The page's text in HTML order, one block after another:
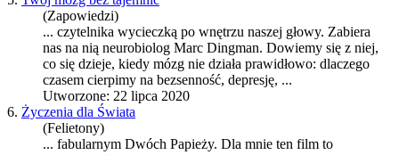
(Zapowiedzi)
... czytelnika wycieczką po wnętrzu naszej głowy. Zabiera
nas na nią neurobiolog Marc Dingman. Dowiemy się z niej,
co się dzieje, kiedy mózg nie działa prawidłowo: dlaczego
czasem cierpimy na bezsenność, depresję, ...
Utworzone: 22 lipca 2020
6. Życzenia dla Świata
(Felietony)
... fabularnym Dwóch Papieży. Dla mnie ten film to